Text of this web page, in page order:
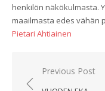
henkilön näkökulmasta.
maailmasta edes vähän
Pietari Ahtiainen
Artikkelien
Previous Post